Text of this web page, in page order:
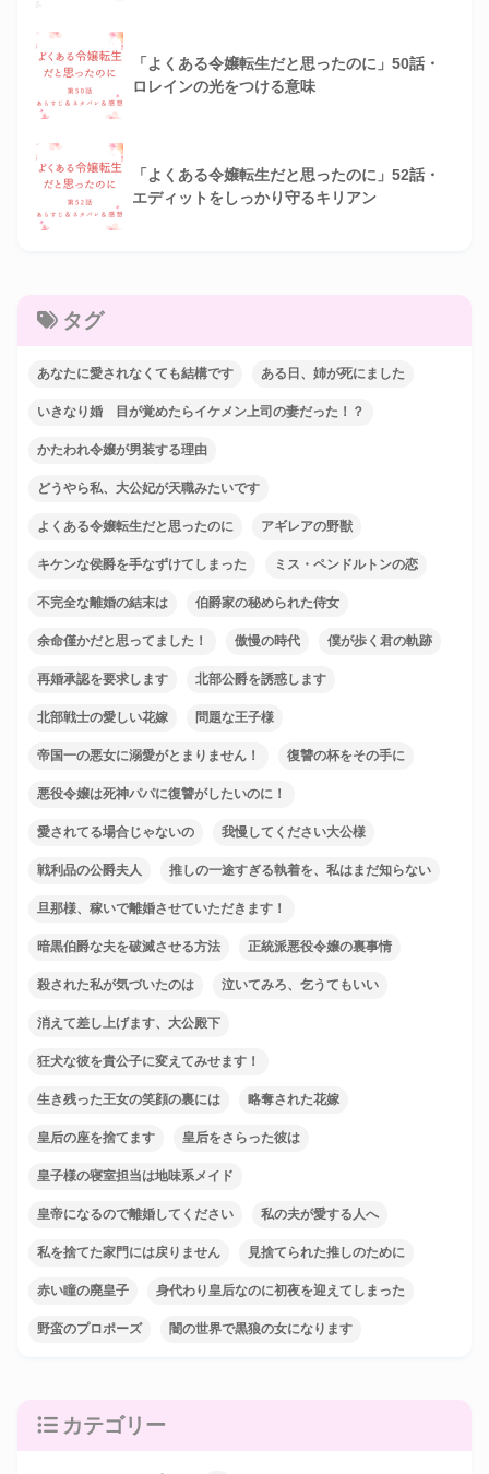
「よくある令嬢転生だと思ったのに」50話・
ロレインの光をつける意味
「よくある令嬢転生だと思ったのに」52話・
エディットをしっかり守るキリアン
タグ
あなたに愛されなくても結構です ある日、姉が死にました
いきなり婚 目が覚めたらイケメン上司の妻だった！？
かたわれ令嬢が男装する理由
どうやら私、大公妃が天職みたいです
よくある令嬢転生だと思ったのに アギレアの野獣
キケンな侯爵を手なずけてしまった ミス・ペンドルトンの恋
不完全な離婚の結末は 伯爵家の秘められた侍女
余命僅かだと思ってました！ 傲慢の時代 僕が歩く君の軌跡
再婚承認を要求します 北部公爵を誘惑します
北部戦士の愛しい花嫁 問題な王子様
帝国一の悪女に溺愛がとまりません！ 復讐の杯をその手に
悪役令嬢は死神パパに復讐がしたいのに！
愛されてる場合じゃないの 我慢してください大公様
戦利品の公爵夫人 推しの一途すぎる執着を、私はまだ知らない
旦那様、稼いで離婚させていただきます！
暗黒伯爵な夫を破滅させる方法 正統派悪役令嬢の裏事情
殺された私が気づいたのは 泣いてみろ、乞うてもいい
消えて差し上げます、大公殿下
狂犬な彼を貴公子に変えてみせます！
生き残った王女の笑顔の裏には 略奪された花嫁
皇后の座を捨てます 皇后をさらった彼は
皇子様の寝室担当は地味系メイド
皇帝になるので離婚してください 私の夫が愛する人へ
私を捨てた家門には戻りません 見捨てられた推しのために
赤い瞳の廃皇子 身代わり皇后なのに初夜を迎えてしまった
野蛮のプロポーズ 闇の世界で黒狼の女になります
カテゴリー